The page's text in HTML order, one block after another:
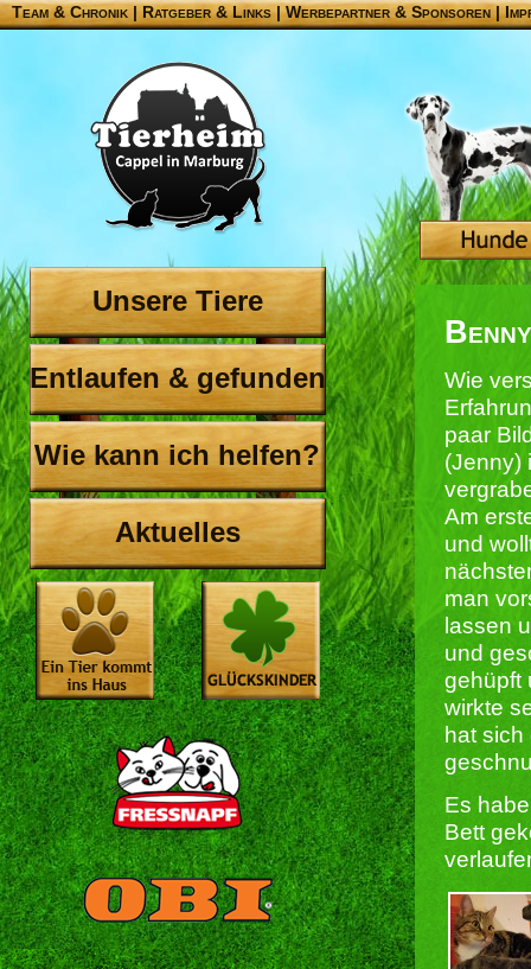
Team & Chronik |Ratgeber & Links|Werbepartner & Sponsoren|
Unsere Tiere
Entlaufen & gefunden
Wie kann ich helfen?
Aktuelles
Wie
paar
(Jenny)
Am
und
man
lassen
und
gehüpft
wirkte
hat sich
Es
Bett